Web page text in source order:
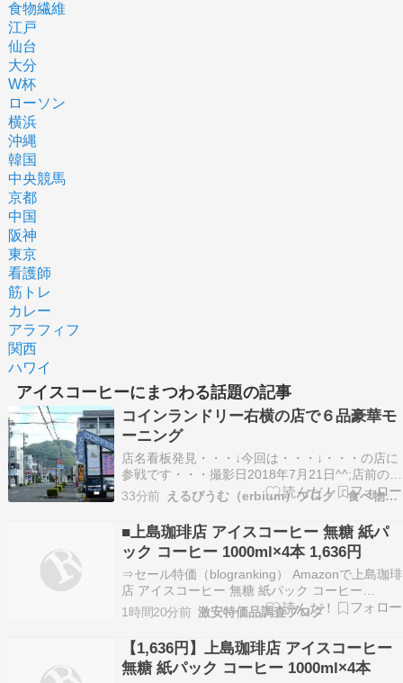
食物繊維
江戸
仙台
大分
W杯
ローソン
横浜
沖縄
韓国
中央競馬
京都
中国
阪神
東京
看護師
筋トレ
カレー
アラフィフ
関西
ハワイ
アイスコーヒーにまつわる話題の記事
コインランドリー右横の店で６品豪華モ
ーニング
店名看板発見・・・↓今回は・・・↓・・・の店に
参戦です・・・撮影日2018年7月21日^^;店前のモ
ーニング看板・・・↓店内図・・・↓店内のモーニ
ングメニュー・・・↓注文は・・・↓・・・アイス
コーヒー（当時価格４００円）＋モーニングサー
ビスＤ（追加料金なし）まずはアイスコーヒー
さ…
33分前 えるびうむ（erbium）ブログ「食べ物編」
■上島珈琲店 アイスコーヒー 無糖 紙パ
ック コーヒー 1000ml×4本 1,636円
⇒セール特価（blogranking） Amazonで上島珈琲
店 アイスコーヒー 無糖 紙パック コーヒー
1000ml×4本が激安特価。定期便適用。購入後い
つでもキャンセル可能。↓リンク先の10％OFFF
クーポンで割引。⇒他の特価品を探す
（blogranking）
1時間20分前 激安特価品調査ブログ
【1,636円】上島珈琲店 アイスコーヒー
無糖 紙パック コーヒー 1000ml×4本